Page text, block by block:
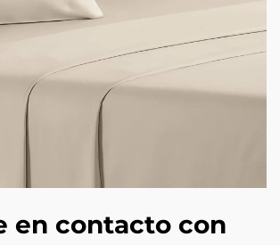
en contacto con